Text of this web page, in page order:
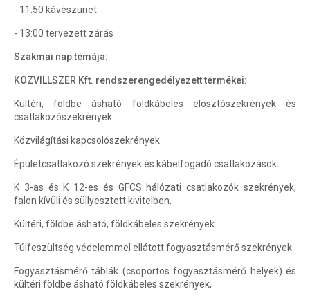
- 11:50 kávészünet
- 13:00 tervezett zárás
Szakmai nap témája:
KÖZVILLSZER Kft. rendszerengedélyezett termékei:
Kültéri, földbe ásható földkábeles elosztószekrények és
csatlakozószekrények.
Közvilágítási kapcsolószekrények.
Épületcsatlakozó szekrények és kábelfogadó csatlakozások.
K 3-as és K 12-es és GFCS hálózati csatlakozók szekrények,
falon kívüli és süllyesztett kivitelben.
Kültéri, földbe ásható, földkábeles szekrények.
Túlfeszültség védelemmel ellátott fogyasztásmérő szekrények.
Fogyasztásmérő táblák (csoportos fogyasztásmérő helyek) és
kültéri földbe ásható földkábeles szekrények,